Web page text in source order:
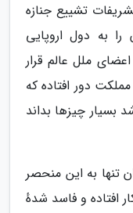
تشییع جنازه
را به دول اروپایی
ملل عالم قرار
دور افتاده که
بسیار چیزها بداند
تنها به این منحصر
افتاده و فاسد شدهٔ